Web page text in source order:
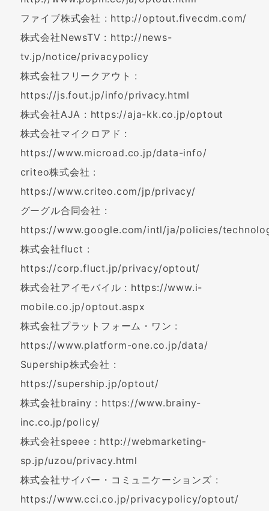
ファイブ株式会社 : http://optout.fivecdm.com/
株式会社NewsTV : http://news-
tv.jp/notice/privacypolicy
株式会社フリークアウト :
https://js.fout.jp/info/privacy.html
株式会社AJA : https://aja-kk.co.jp/optout
株式会社マイクロアド :
https://www.microad.co.jp/data-info/
criteo株式会社 :
https://www.criteo.com/jp/privacy/
グーグル合同会社 :
https://www.google.com/intl/ja/policies/
株式会社fluct :
https://corp.fluct.jp/privacy/optout/
株式会社アイモバイル : https://www.i-
mobile.co.jp/optout.aspx
株式会社プラットフォーム・ワン :
https://www.platform-one.co.jp/data/
Supership株式会社 :
https://supership.jp/optout/
株式会社brainy : https://www.brainy-
inc.co.jp/policy/
株式会社speee : http://webmarketing-
sp.jp/uzou/privacy.html
株式会社サイバー・コミュニケーションズ :
https://www.cci.co.jp/privacypolicy/optout/